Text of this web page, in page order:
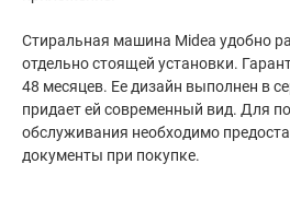
Стиральная машина Midea удобно
отдельно стоящей установки.
48 месяцев. Ее дизайн выполнен в
придает ей современный вид. Для
обслуживания необходимо
документы при покупке.